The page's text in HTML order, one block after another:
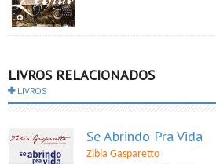
LIVROS RELACIONADOS
LIVROS
Se Abrindo Pra Vida
Zibia Gasparetto